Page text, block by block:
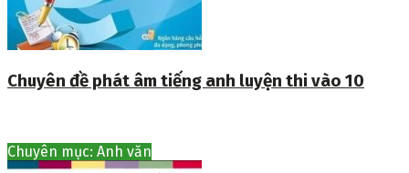
Chuyên đề phát âm tiếng anh luyện thi vào 10
Chuyên mục: Anh văn